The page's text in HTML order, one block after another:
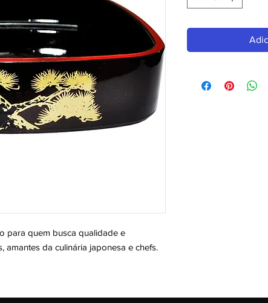
para quem busca qualidade e
amantes da culinária japonesa e chefs.